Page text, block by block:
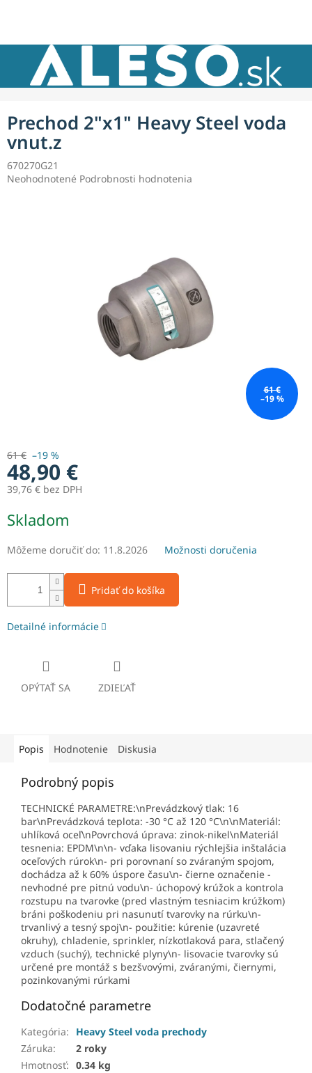
Prechod 2"x1" Heavy Steel voda
vnut.z
670270G21
Priemerné
Neohodnotené Podrobnosti hodnotenia
61 €
–19 %
61 € –19 %
48,90 €
39,76 € bez DPH
cena:
Skladom
Môžeme doručiť do: 11.8.2026 Možnosti doručenia
Pridať do košíka
Detailné informácie
OPÝTAŤ SA ZDIEĽAŤ
Popis Hodnotenie Diskusia
Podrobný popis
TECHNICKÉ PARAMETRE:\nPrevádzkový tlak: 16
bar\nPrevádzková teplota: -30 °C až 120 °C\n\nMateriál:
uhlíková oceľ\nPovrchová úprava: zinok-nikel\nMateriál
tesnenia: EPDM\n\n- vďaka lisovaniu rýchlejšia inštalácia
oceľových rúrok\n- pri porovnaní so zváraným spojom,
dochádza až k 60% úspore času\n- čierne označenie -
nevhodné pre pitnú vodu\n- úchopový krúžok a kontrola
rozstupu na tvarovke (pred vlastným tesniacim krúžkom)
bráni poškodeniu pri nasunutí tvarovky na rúrku\n-
trvanlivý a tesný spoj\n- použitie: kúrenie (uzavreté
okruhy), chladenie, sprinkler, nízkotlaková para, stlačený
vzduch (suchý), technické plyny\n- lisovacie tvarovky sú
určené pre montáž s bezšvovými, zváranými, čiernymi,
pozinkovanými rúrkami
Dodatočné parametre
Kategória:
Heavy Steel voda prechody
Záruka:
2 roky
Hmotnosť: 0.34 kg